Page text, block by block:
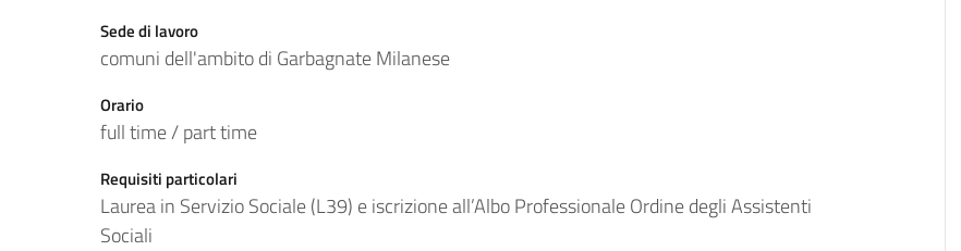
Sede di lavoro
comuni dell'ambito di Garbagnate Milanese
Orario
full time / part time
Requisiti particolari
Laurea in Servizio Sociale (L39) e iscrizione all’Albo Professionale Ordine degli Assistenti
Sociali